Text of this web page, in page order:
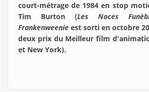
court-métrage de 1984 en stop
Tim Burton (Les Noces
Frankenweenie est sorti en octobre
deux prix du Meilleur film
et New York).